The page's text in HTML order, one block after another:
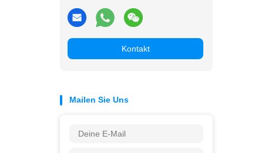
Kontakt
Mailen Sie Uns